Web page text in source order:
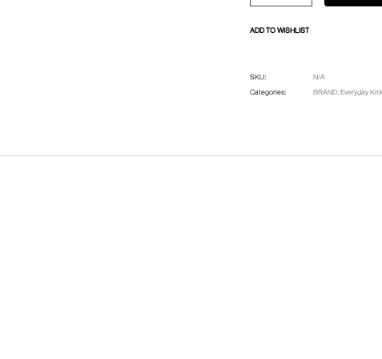
ADD TO WISHLIST
SKU:
N/A
Categories:
BRAND,Everyday